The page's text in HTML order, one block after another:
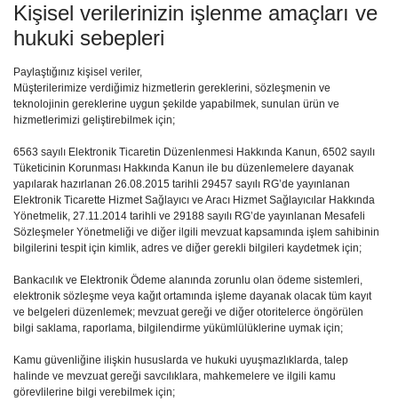
Kişisel verilerinizin işlenme amaçları ve
hukuki sebepleri
Paylaştığınız kişisel veriler,
Müşterilerimize verdiğimiz hizmetlerin gereklerini, sözleşmenin ve
teknolojinin gereklerine uygun şekilde yapabilmek, sunulan ürün ve
hizmetlerimizi geliştirebilmek için;
6563 sayılı Elektronik Ticaretin Düzenlenmesi Hakkında Kanun, 6502 sayılı
Tüketicinin Korunması Hakkında Kanun ile bu düzenlemelere dayanak
yapılarak hazırlanan 26.08.2015 tarihli 29457 sayılı RG’de yayınlanan
Elektronik Ticarette Hizmet Sağlayıcı ve Aracı Hizmet Sağlayıcılar Hakkında
Yönetmelik, 27.11.2014 tarihli ve 29188 sayılı RG’de yayınlanan Mesafeli
Sözleşmeler Yönetmeliği ve diğer ilgili mevzuat kapsamında işlem sahibinin
bilgilerini tespit için kimlik, adres ve diğer gerekli bilgileri kaydetmek için;
Bankacılık ve Elektronik Ödeme alanında zorunlu olan ödeme sistemleri,
elektronik sözleşme veya kağıt ortamında işleme dayanak olacak tüm kayıt
ve belgeleri düzenlemek; mevzuat gereği ve diğer otoritelerce öngörülen
bilgi saklama, raporlama, bilgilendirme yükümlülüklerine uymak için;
Kamu güvenliğine ilişkin hususlarda ve hukuki uyuşmazlıklarda, talep
halinde ve mevzuat gereği savcılıklara, mahkemelere ve ilgili kamu
görevlilerine bilgi verebilmek için;